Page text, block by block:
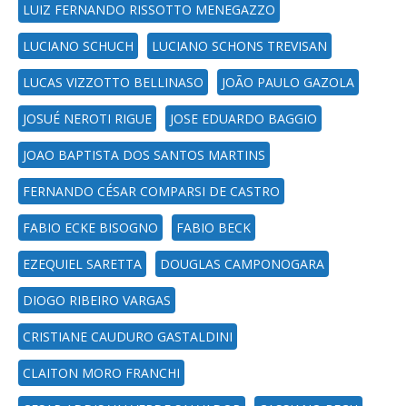
LUIZ FERNANDO RISSOTTO MENEGAZZO
LUCIANO SCHUCH LUCIANO SCHONS TREVISAN
LUCAS VIZZOTTO BELLINASO JOÃO PAULO GAZOLA
JOSUÉ NEROTI RIGUE JOSE EDUARDO BAGGIO
JOAO BAPTISTA DOS SANTOS MARTINS
FERNANDO CÉSAR COMPARSI DE CASTRO
FABIO ECKE BISOGNO FABIO BECK
EZEQUIEL SARETTA DOUGLAS CAMPONOGARA
DIOGO RIBEIRO VARGAS
CRISTIANE CAUDURO GASTALDINI
CLAITON MORO FRANCHI